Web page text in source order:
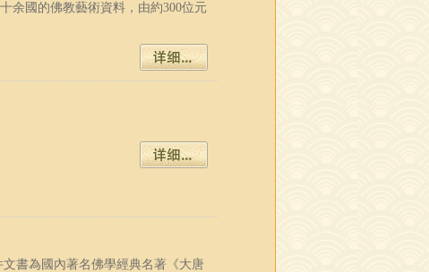
余國的佛教藝術資料，由約300位元
書為國內著名佛學經典名著《大唐